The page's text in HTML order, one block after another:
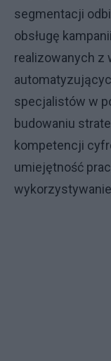
segmentacji
obsługę
realizowanych z
specjalistów w
budowaniu
kompetencji
umiejętność